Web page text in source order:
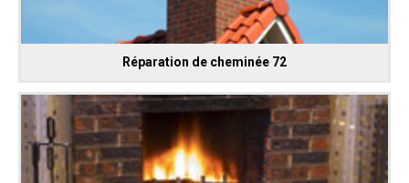
Réparation de cheminée 72